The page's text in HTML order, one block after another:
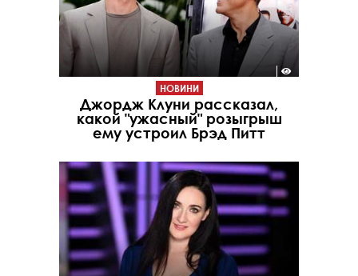
НОВИНИ
Джордж Клуни рассказал,
какой "ужасный" розыгрыш
ему устроил Брэд Питт